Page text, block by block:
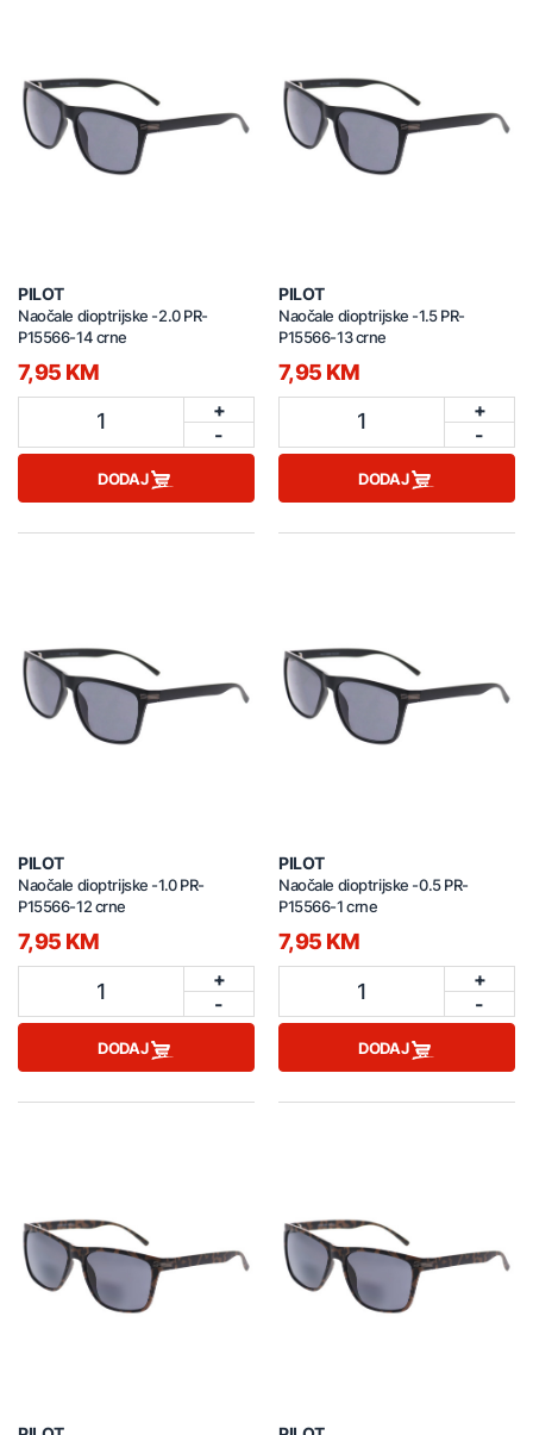
PILOT
Naočale dioptrijske -2.0 PR-
P15566-14 crne
7,95 KM
1
+
-
DODAJ
PILOT
Naočale dioptrijske -1.5 PR-
P15566-13 crne
7,95 KM
1
+
-
DODAJ
PILOT
Naočale dioptrijske -1.0 PR-
P15566-12 crne
7,95 KM
1
+
-
DODAJ
PILOT
Naočale dioptrijske -0.5 PR-
P15566-1 crne
7,95 KM
1
+
-
DODAJ